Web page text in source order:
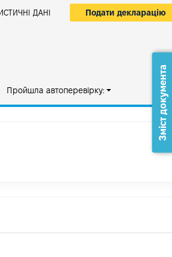
ДАНІ Подати декларацію
Пройшла автоперевірку: Зміст документа